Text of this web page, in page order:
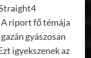
riport fő témája
gyászosan
igyekszenek az